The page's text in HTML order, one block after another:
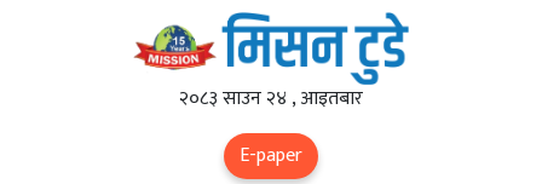
२०८३ साउन २४ , आइतबार
E-paper